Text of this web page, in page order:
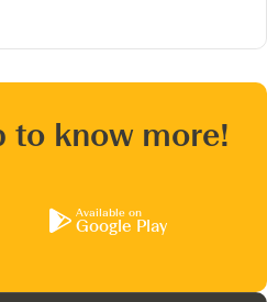
to know more!
Available on
Google Play